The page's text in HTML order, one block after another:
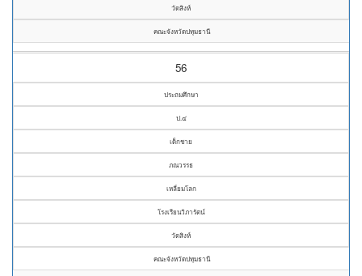
วัดสิงห์
คณะจังหวัดปทุมธานี
56
ประถมศึกษา
ป.๔
เด็กชาย
ภณวรรธ
เหลี่ยมโลก
โรงเรียนวิภารัตน์
วัดสิงห์
คณะจังหวัดปทุมธานี